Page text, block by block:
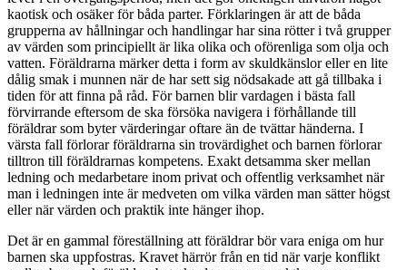
kaotisk och osäker för båda parter. Förklaringen är att de båda
grupperna av hållningar och handlingar har sina rötter i två grupper
av värden som principiellt är lika olika och oförenliga som olja och
vatten. Föräldrarna märker detta i form av skuldkänslor eller en lite
dålig smak i munnen när de har sett sig nödsakade att gå tillbaka i
tiden för att finna på råd. För barnen blir vardagen i bästa fall
förvirrande eftersom de ska försöka navigera i förhållande till
föräldrar som byter värderingar oftare än de tvättar händerna. I
värsta fall förlorar föräldrarna sin trovärdighet och barnen förlorar
tilltron till föräldrarnas kompetens. Exakt detsamma sker mellan
ledning och medarbetare inom privat och offentlig verksamhet när
man i ledningen inte är medveten om vilka värden man sätter högst
eller när värden och praktik inte hänger ihop.
Det är en gammal föreställning att föräldrar bör vara eniga om hur
barnen ska uppfostras. Kravet härrör från en tid när varje konflikt